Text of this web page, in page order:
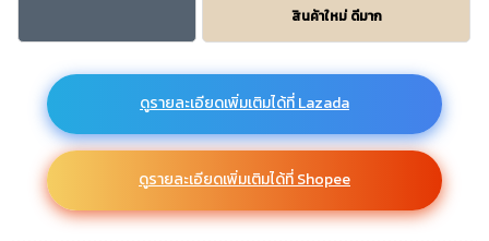
สินค้าใหม่ ดีมาก
ดูรายละเอียดเพิ่มเติมได้ที่ Lazada
ดูรายละเอียดเพิ่มเติมได้ที่ Shopee